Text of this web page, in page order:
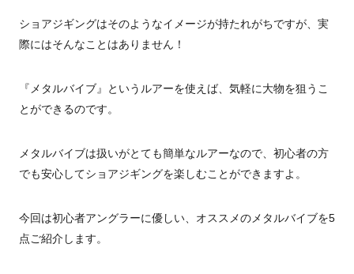
ショアジギングはそのようなイメージが持たれがちですが、実
際にはそんなことはありません！
『メタルバイブ』というルアーを使えば、気軽に大物を狙うこ
とができるのです。
メタルバイブは扱いがとても簡単なルアーなので、初心者の方
でも安心してショアジギングを楽しむことができますよ。
今回は初心者アングラーに優しい、オススメのメタルバイブを5
点ご紹介します。